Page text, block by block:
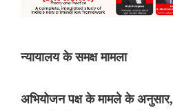
न्यायालय के समक्ष मामला
अभियोजन पक्ष के मामले के अनुसार,